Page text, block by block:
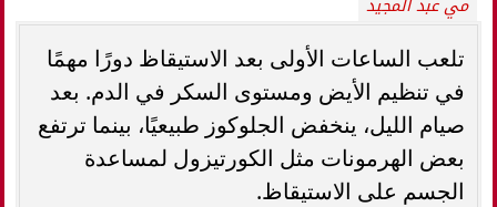
تلعب الساعات الأولى بعد الاستيقاظ دورًا مهمًا
في تنظيم الأيض ومستوى السكر في الدم. بعد
صيام الليل، ينخفض الجلوكوز طبيعيًا، بينما ترتفع
بعض الهرمونات مثل الكورتيزول لمساعدة
الجسم على الاستيقاظ.